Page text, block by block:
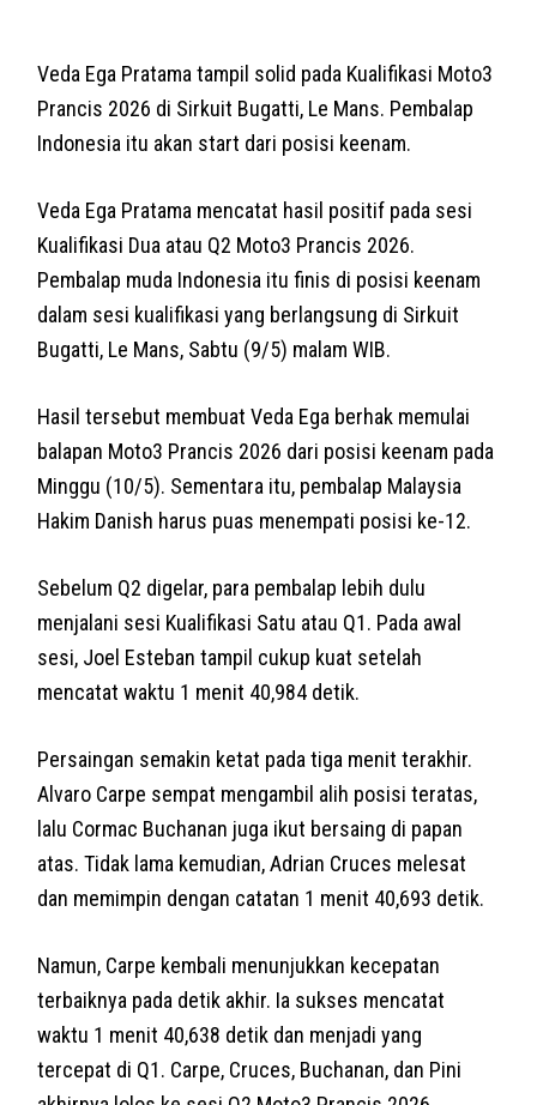
Veda Ega Pratama tampil solid pada Kualifikasi Moto3
Prancis 2026 di Sirkuit Bugatti, Le Mans. Pembalap
Indonesia itu akan start dari posisi keenam.
Veda Ega Pratama mencatat hasil positif pada sesi
Kualifikasi Dua atau Q2 Moto3 Prancis 2026.
Pembalap muda Indonesia itu finis di posisi keenam
dalam sesi kualifikasi yang berlangsung di Sirkuit
Bugatti, Le Mans, Sabtu (9/5) malam WIB.
Hasil tersebut membuat Veda Ega berhak memulai
balapan Moto3 Prancis 2026 dari posisi keenam pada
Minggu (10/5). Sementara itu, pembalap Malaysia
Hakim Danish harus puas menempati posisi ke-12.
Sebelum Q2 digelar, para pembalap lebih dulu
menjalani sesi Kualifikasi Satu atau Q1. Pada awal
sesi, Joel Esteban tampil cukup kuat setelah
mencatat waktu 1 menit 40,984 detik.
Persaingan semakin ketat pada tiga menit terakhir.
Alvaro Carpe sempat mengambil alih posisi teratas,
lalu Cormac Buchanan juga ikut bersaing di papan
atas. Tidak lama kemudian, Adrian Cruces melesat
dan memimpin dengan catatan 1 menit 40,693 detik.
Namun, Carpe kembali menunjukkan kecepatan
terbaiknya pada detik akhir. Ia sukses mencatat
waktu 1 menit 40,638 detik dan menjadi yang
tercepat di Q1. Carpe, Cruces, Buchanan, dan Pini